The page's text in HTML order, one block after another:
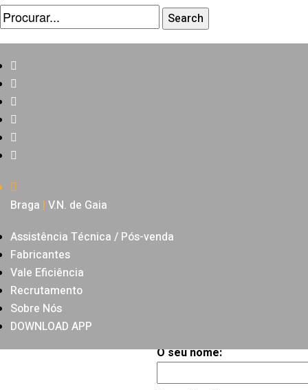
Braga | V.N. de Gaia
Assistência Técnica / Pós-venda
Fabricantes
Vale Eficiência
Recrutamento
Sobre Nós
DOWNLOAD APP
Conjunto
O seu nome: